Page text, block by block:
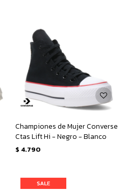
Championes de Mujer Converse
Ctas Lift Hi - Negro - Blanco
$ 4.790